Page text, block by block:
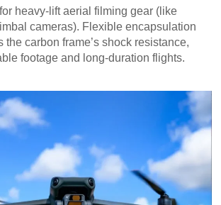
heavy-lift aerial filming gear (like
cameras). Flexible encapsulation
the carbon frame’s shock resistance,
footage and long-duration flights.